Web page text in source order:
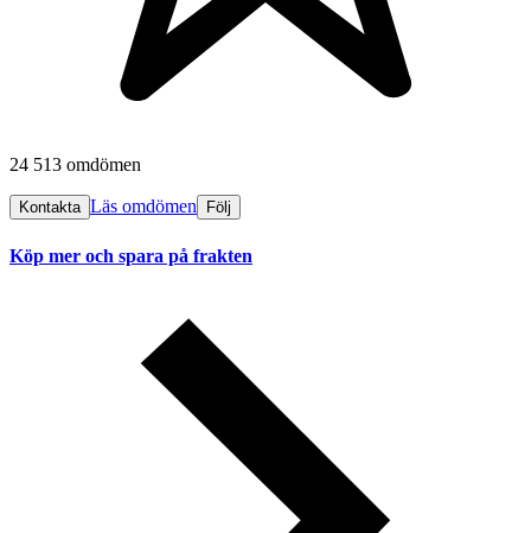
24 513 omdömen
Kontakta Läs omdömen Följ
Köp mer och spara på frakten